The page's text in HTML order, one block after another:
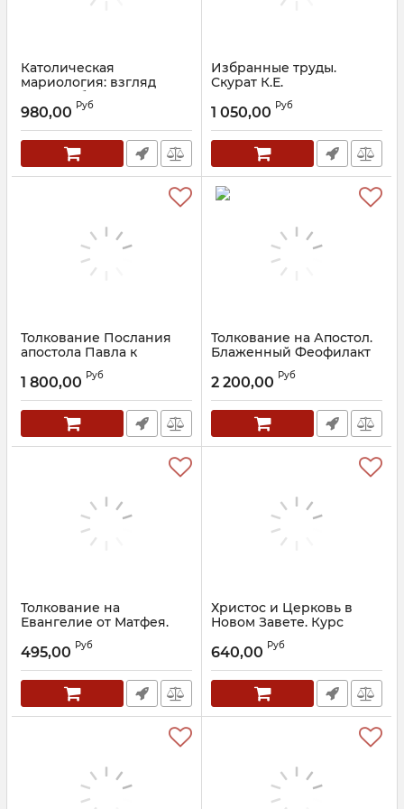
Католическая
мариология: взгляд
русских богословов XiX-
XX веков. Иеромонах
Артикул: 30683
980,00 Руб
Избранные труды.
Скурат К.Е.
30684
1 050,00 Руб
Толкование Послания
апостола Павла к
Коинфянам. В 2 книгах
Артикул: 23520
1 800,00 Руб
Толкование на Апостол.
Блаженный Феофилакт
Артикул: 21171
2 200,00 Руб
Толкование на
Евангелие от Матфея.
Блаженный Иероним
Стридонский
Артикул: 22910
495,00 Руб
Христос и Церковь в
Новом Завете. Курс
Артикул: 16654
640,00 Руб